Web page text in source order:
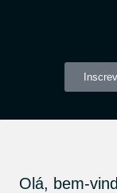
Olá, bem-